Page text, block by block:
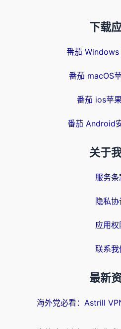
下载
番茄 Windows
番茄 macOS
番茄 ios苹
番茄 Android
关于
服务条
隐私协
应用权
联系我
最新